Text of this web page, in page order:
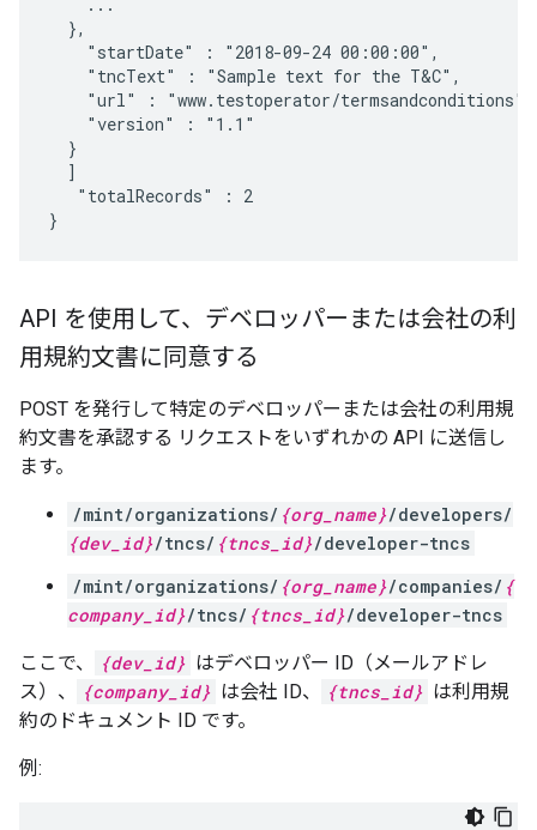
  },
    "startDate" : "2018-09-24 00:00:00",
    "tncText" : "Sample text for the T&C",
    "url" : "www.testoperator/termsandconditions",
    "version" : "1.1"
  }
  ]
   "totalRecords" : 2
}
API を使用して、デベロッパーまたは会社の利
用規約文書に同意する
POST を発行して特定のデベロッパーまたは会社の利用規
約文書を承認する リクエストをいずれかの API に送信し
ます。
/mint/organizations/ {org_name}/developers/
{dev_id}/tncs/ {tncs_id}/developer-tncs
/mint/organizations/ {org_name}/companies/ {
company_id}/tncs/ {tncs_id}/developer-tncs
ここで、 {dev_id} はデベロッパー ID（メールアドレ
ス）、
{company_id} は会社 ID、 {tncs_id} は利用規
約のドキュメント ID です。
例: